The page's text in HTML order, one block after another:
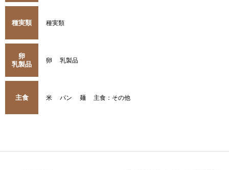
種実類 種実類
卵
乳製品
卵 乳製品
主食 米 パン 麺 主食：その他